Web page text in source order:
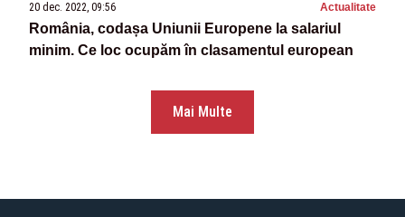
20 dec. 2022, 09:56 Actualitate
România, codașa Uniunii Europene la salariul
minim. Ce loc ocupăm în clasamentul european
Mai Multe